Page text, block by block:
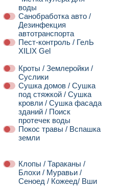
воды
Санобработка авто /
Дезинфекция
автотранспорта
Пест-контроль / ГелЬ
XILIX Gel
Кроты / Землеройки /
Суслики
Сушка домов / Сушка
под стяжкой / Сушка
кровли / Сушка фасада
зданий / Поиск
протечек воды
Покос травы / Вспашка
земли
Клопы / Тараканы /
Блохи / Муравьи /
Сеноед / Кожеед/ Вши